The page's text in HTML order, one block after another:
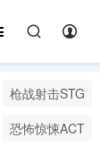
枪战射击STG
恐怖惊悚ACT